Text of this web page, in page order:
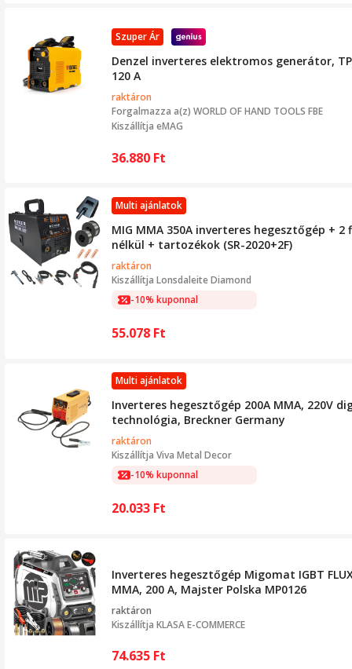
Szuper Ár
Denzel inverteres elektromos generátor,
120 A
raktáron
Forgalmazza a(z) WORLD OF HAND TOOLS FBE
Kiszállítja eMAG
36.880 Ft
Multi ajánlatok
MIG MMA 350A inverteres hegesztőgép +
nélkül + tartozékok (SR-2020+2F)
raktáron
Kiszállítja Lonsdaleite Diamond
-10% kuponnal
55.078 Ft
Multi ajánlatok
Inverteres hegesztőgép 200A MMA, 220V
technológia, Breckner Germany
raktáron
Kiszállítja Viva Metal Decor
-10% kuponnal
20.033 Ft
Inverteres hegesztőgép Migomat IGBT FLUX
MMA, 200 A, Majster Polska MP0126
raktáron
Kiszállítja KLASA E-COMMERCE
74.635 Ft